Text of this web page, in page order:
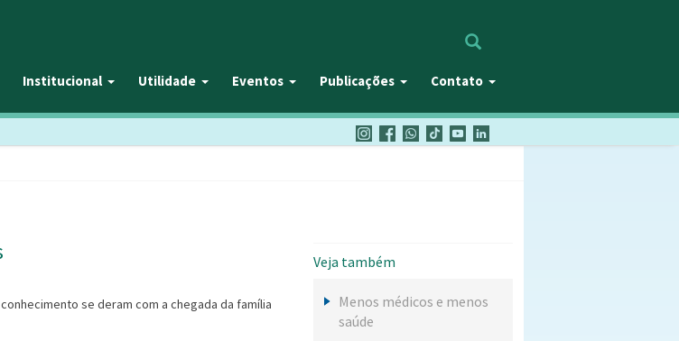
Institucional Utilidade Eventos Publicações Contato
se deram com a chegada da família
Veja também
Menos médicos e menos
saúde